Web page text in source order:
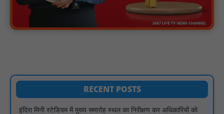
RECENT POSTS
21 वर्षों बाद फिर गूंजी पाठशाला की घंटी: मेटापारा कोरसागुड़ा प्राथमिक शाला
का हुआ पुनः संचालन : NN81
दिए समय-सीमा में तैयारी पूर्ण करने के निर्देश : NN81
₹10 न्यूनतम किराया, ₹2 प्रति किमी दर: सिवनी में बस यात्रियों पर बढ़ेगा
आर्थिक दबाव, राजपत्र में नई किराया दरें: NN81